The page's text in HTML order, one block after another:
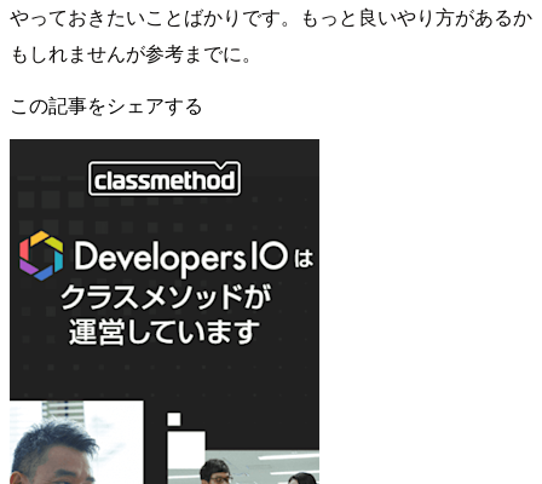
やっておきたいことばかりです。もっと良いやり方があるか
もしれませんが参考までに。
この記事をシェアする